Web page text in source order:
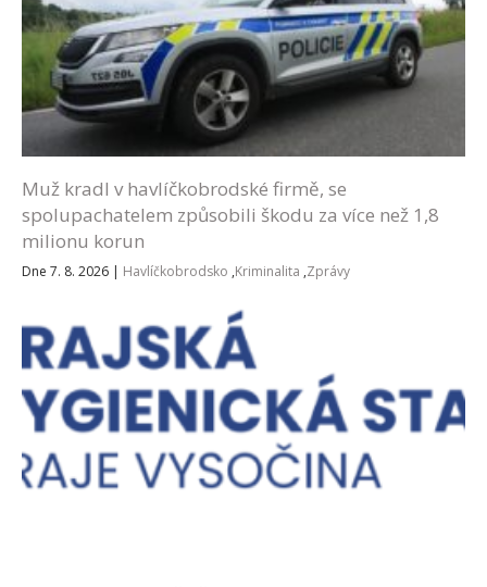
Muž kradl v havlíčkobrodské firmě, se
spolupachatelem způsobili škodu za více než 1,8
milionu korun
Dne 7. 8. 2026 | Havlíčkobrodsko ,Kriminalita ,Zprávy